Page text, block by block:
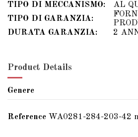
TIPO DI MECCANISMO:
AL
TIPO DI GARANZIA:
DURATA GARANZIA:
2
Product Details
Genere
Reference WA0281-284-203-42